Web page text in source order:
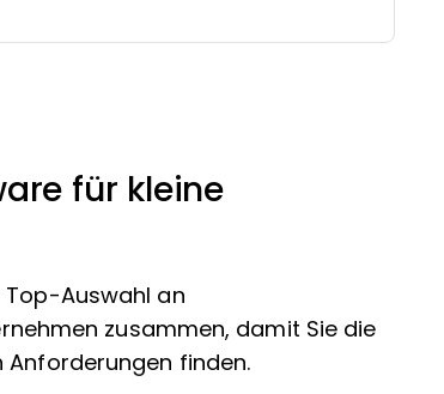
für kleine
Top-Auswahl an
zusammen, damit Sie die
Anforderungen finden.